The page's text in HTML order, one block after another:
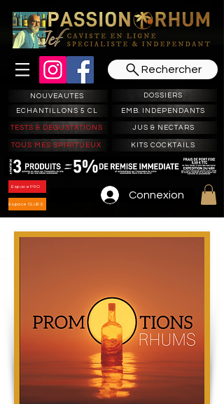
Rechercher
NOUVEAUTES
ECHANTILLONS 5 CL
DOSSIERS
EMB. INDEPENDANTS
TESTS & DEGUSTATIONS JUS & NECTARS
TOUS MES SPIRITUEUX KITS COCKTAILS
Espace PRO
Espace CLUBS
Connexion